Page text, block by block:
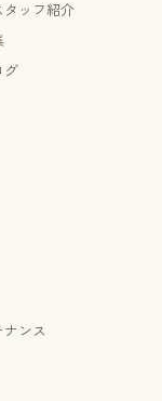
タッフ紹介
グ
ンス